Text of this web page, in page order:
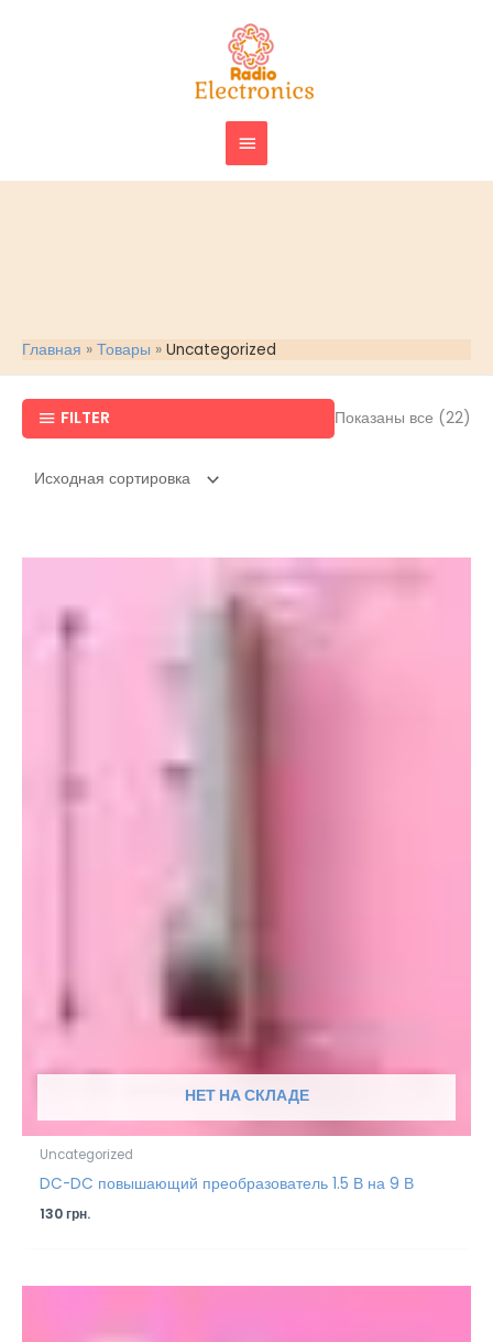
ГЛАВНОЕ
МЕНЮ
Главная Товары Uncategorized
FILTER Показаны все (22)
НЕТ НА СКЛАДЕ
Uncategorized
DC-DC повышающий преобразователь 1.5 В на 9 В
130грн.